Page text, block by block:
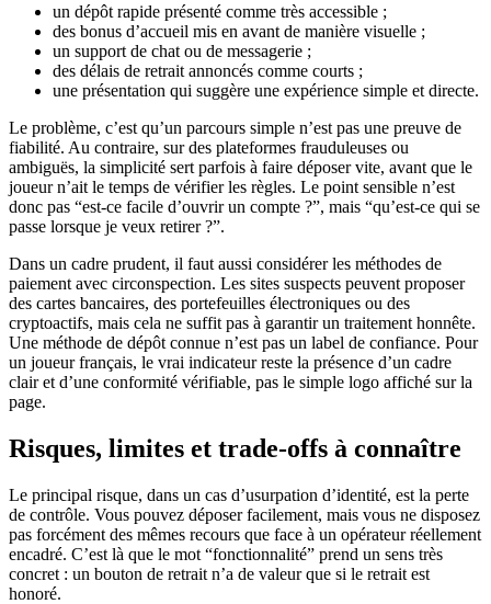
un dépôt rapide présenté comme très accessible ;
des bonus d’accueil mis en avant de manière visuelle ;
un support de chat ou de messagerie ;
des délais de retrait annoncés comme courts ;
une présentation qui suggère une expérience simple et directe.
Le problème, c’est qu’un parcours simple n’est pas une preuve de
fiabilité. Au contraire, sur des plateformes frauduleuses ou
ambiguës, la simplicité sert parfois à faire déposer vite, avant que le
joueur n’ait le temps de vérifier les règles. Le point sensible n’est
donc pas “est-ce facile d’ouvrir un compte ?”, mais “qu’est-ce qui se
passe lorsque je veux retirer ?”.
Dans un cadre prudent, il faut aussi considérer les méthodes de
paiement avec circonspection. Les sites suspects peuvent proposer
des cartes bancaires, des portefeuilles électroniques ou des
cryptoactifs, mais cela ne suffit pas à garantir un traitement honnête.
Une méthode de dépôt connue n’est pas un label de confiance. Pour
un joueur français, le vrai indicateur reste la présence d’un cadre
clair et d’une conformité vérifiable, pas le simple logo affiché sur la
page.
Risques, limites et trade-offs à connaître
Le principal risque, dans un cas d’usurpation d’identité, est la perte
de contrôle. Vous pouvez déposer facilement, mais vous ne disposez
pas forcément des mêmes recours que face à un opérateur réellement
encadré. C’est là que le mot “fonctionnalité” prend un sens très
concret : un bouton de retrait n’a de valeur que si le retrait est
honoré.